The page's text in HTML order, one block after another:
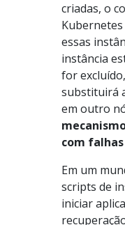
criadas, o
essas
instância
for
substituirá
em outro
com
Em um
scripts de
iniciar